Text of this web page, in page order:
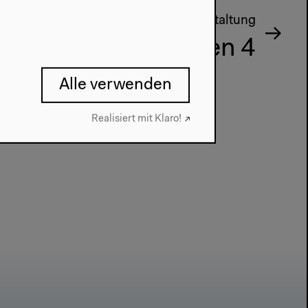
Nächste Veranstaltung
Mit Farocki denken 4
Alle verwenden
Realisiert mit Klaro!